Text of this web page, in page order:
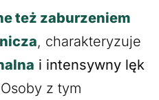
też zaburzeniem
, charakteryzuje
i intensywny lęk
z tym